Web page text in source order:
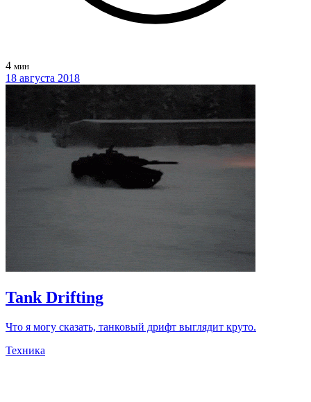
4 мин
18 августа 2018
Tank Drifting
Что я могу сказать, танковый дрифт выглядит круто.
Техника